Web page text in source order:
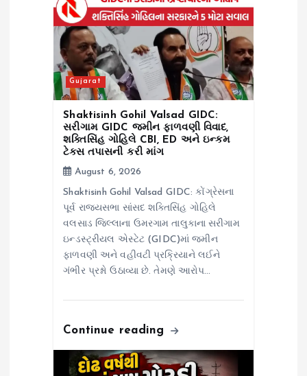
Gujarat
Shaktisinh Gohil Valsad GIDC:
સરીગામ GIDC જમીન ફાળવણી વિવાદ,
શક્તિસિંહ ગોહિલે CBI, ED અને ઇન્કમ
ટેક્સ તપાસની કરી માંગ
August 6, 2026
Shaktisinh Gohil Valsad GIDC: કોંગ્રેસના
પૂર્વ રાજ્યસભા સાંસદ શક્તિસિંહ ગોહિલે
વલસાડ જિલ્લાના ઉમરગામ તાલુકાના સરીગામ
ઇન્ડસ્ટ્રીયલ એસ્ટેટ (GIDC)માં જમીન
ફાળવણી અને વહીવટી પ્રક્રિયાને લઈને
ગંભીર પ્રશ્નો ઉઠાવ્યા છે. તેમણે આરોપ…
Continue reading